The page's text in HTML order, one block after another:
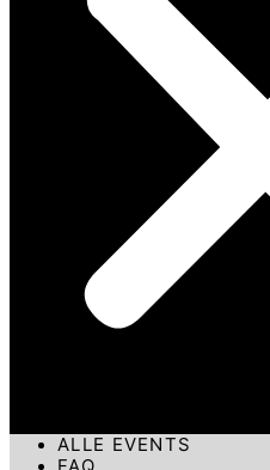
ALLE EVENTS